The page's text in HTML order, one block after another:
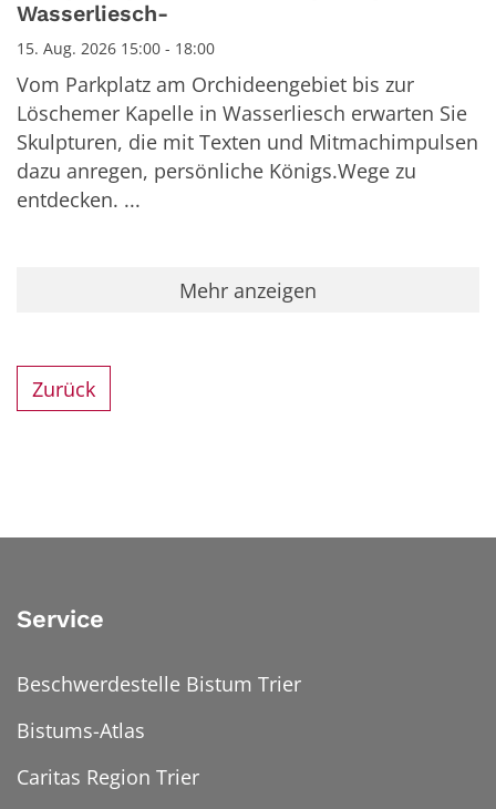
Wasserliesch-
15. Aug. 2026 15:00 - 18:00
Vom Parkplatz am Orchideengebiet bis zur
Löschemer Kapelle in Wasserliesch erwarten Sie
Skulpturen, die mit Texten und Mitmachimpulsen
dazu anregen, persönliche Königs.Wege zu
entdecken. ...
Mehr anzeigen
Zurück
Service
Beschwerdestelle Bistum Trier
Bistums-Atlas
Caritas Region Trier